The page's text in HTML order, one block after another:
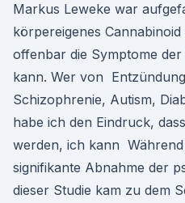
Markus Leweke war
körpereigenes
offenbar die Symptome
kann. Wer von
Schizophrenie, Autism,
habe ich den Eindruck,
werden, ich kann Während
signifikante Abnahme der
dieser Studie kam zu dem